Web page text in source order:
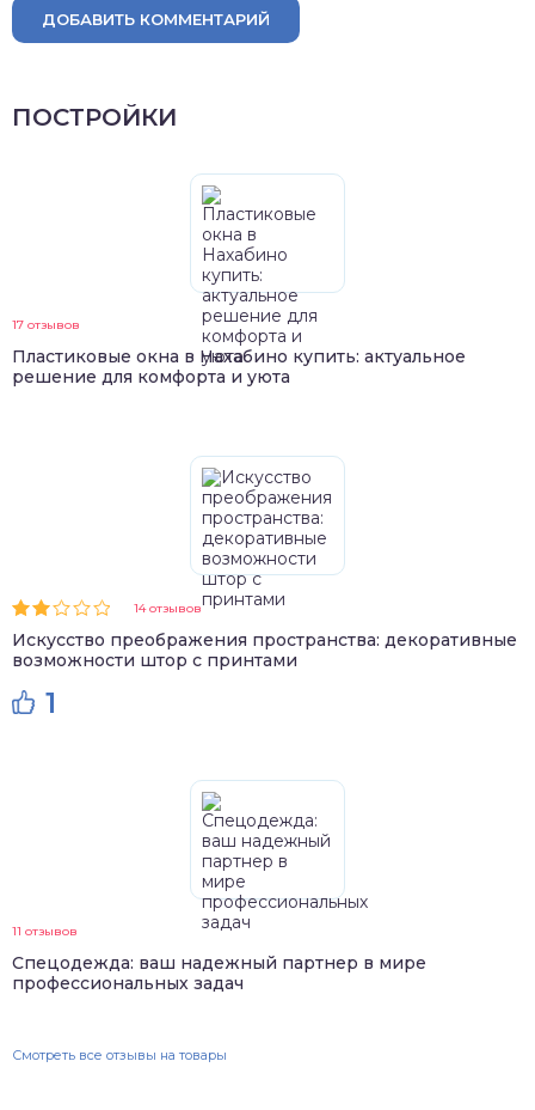
ДОБАВИТЬ КОММЕНТАРИЙ
ПОСТРОЙКИ
17 отзывов
Пластиковые окна в Нахабино купить: актуальное
решение для комфорта и уюта
14 отзывов
Искусство преображения пространства: декоративные
возможности штор с принтами
1
11 отзывов
Спецодежда: ваш надежный партнер в мире
профессиональных задач
Смотреть все отзывы на товары